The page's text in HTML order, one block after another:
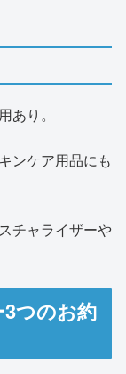
り。
ンケア用品にも
チャライザーや
つのお約